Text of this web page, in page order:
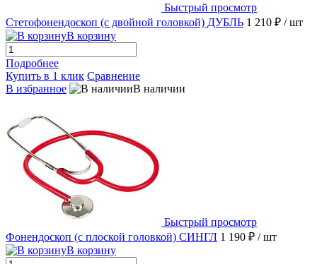
Быстрый просмотр
Стетофонендоскоп (с двойной головкой) ДУБЛЬ 1 210 ₽ / шт
В корзину
Подробнее
Купить в 1 клик Сравнение
В избранное
В наличии
Быстрый просмотр
Фонендоскоп (с плоской головкой) СИНГЛ 1 190 ₽ / шт
В корзину